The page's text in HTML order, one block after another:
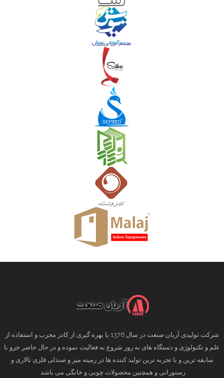
شرکت تولیدی آریان صنعت در سال 1376 با بهره گیری از کادر مجرب و استفاده از
علم و تکنولوژی و دستگاه های به روز شروع به فعالیت نموده و در حال حاضر جزو با
سابقه ترین و با تجربه ترین تولید کننده ها در زمینه میز و صندلی فلزی تالاری و
رستورانی و همچنین محصولات چوبی و خانگی می باشد.